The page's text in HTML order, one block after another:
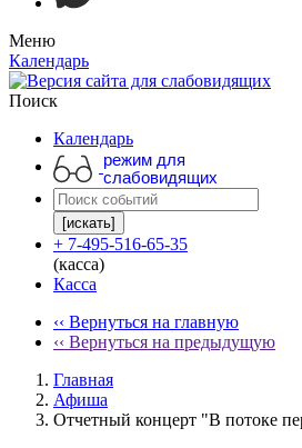
Меню
Календарь
Поиск
Календарь
режим для
слабовидящих
[искать]
+ 7-495-516-65-35
(касса)
Касса
‹‹ Вернуться на главную
‹‹ Вернуться на предыдущую
Главная
Афиша
Отчетный концерт "В потоке